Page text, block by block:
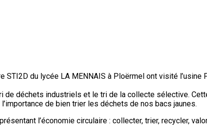
STI2D du lycée LA MENNAIS à Ploërmel ont visité l’usine
de déchets industriels et le tri de la collecte sélective.
de bien trier les déchets de nos bacs jaunes.
l’économie circulaire : collecter, trier, recycler,